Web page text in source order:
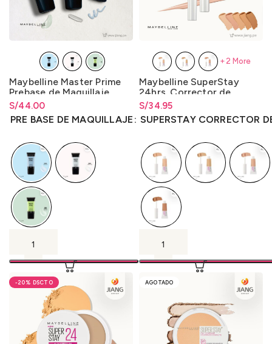
Maybelline Master Prime
Prebase de Maquillaje
30ml.
S/44.00
Rango de precios: desde
S/44.00hastaS/44.00
PRE BASE DE MAQUILLAJE
Maybelline SuperStay
24hrs. Corrector de
Ojeras Cobertura Total
7ml.
S/34.95
Rango de precios: desde
S/ 34.95hastaS/34.95
SUPERSTAY CORRECTOR
+2 More
-20% AGOTADO